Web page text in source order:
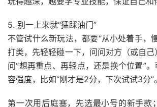
5. 别一上来就“猛踩油门”
不管试什么新玩法，都要“从小处着手，
打类，先轻轻碰一下，问问对方（或自
问“想再重点、再轻点，还是换个位置”
容强度，比如“刚才是2分，下次试试3分”。
第一次用后庭塞，先选最小号的新手款